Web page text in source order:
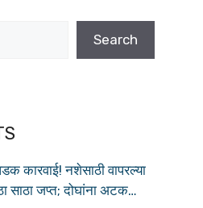
Search
कारवाई! नशेसाठी वापरल्या
साठा जप्त; दोघांना अटक…